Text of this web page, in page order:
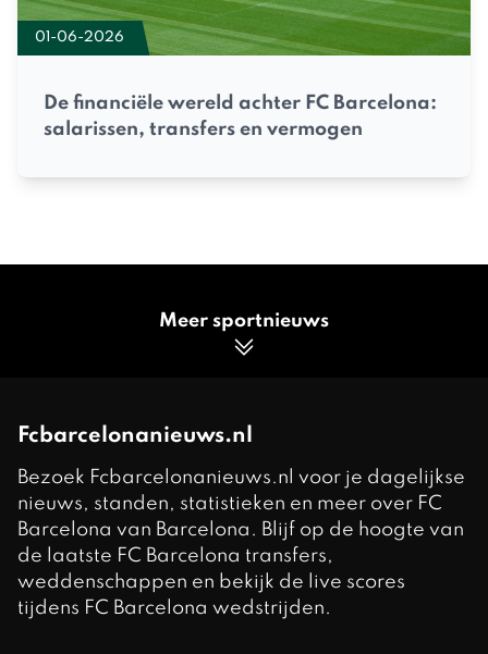
01-06-2026
De financiële wereld achter FC Barcelona:
salarissen, transfers en vermogen
Meer sportnieuws
Fcbarcelonanieuws.nl
Bezoek Fcbarcelonanieuws.nl voor je dagelijkse
nieuws, standen, statistieken en meer over FC
Barcelona van Barcelona. Blijf op de hoogte van
de laatste FC Barcelona transfers,
weddenschappen en bekijk de live scores
tijdens FC Barcelona wedstrijden.